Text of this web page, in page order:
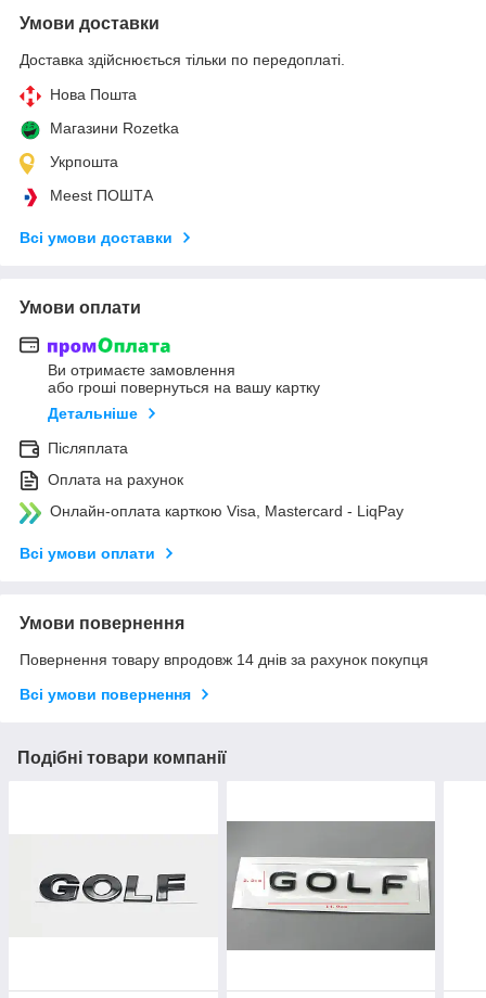
Умови доставки
Доставка здійснюється тільки по передоплаті.
Нова Пошта
Магазини Rozetka
Укрпошта
Meest ПОШТА
Всі умови доставки
Умови оплати
Ви отримаєте замовлення
або гроші повернуться на вашу картку
Детальніше
Післяплата
Оплата на рахунок
Онлайн-оплата карткою Visa, Mastercard - LiqPay
Всі умови оплати
Умови повернення
Повернення товару впродовж 14 днів за рахунок покупця
Всі умови повернення
Подібні товари компанії